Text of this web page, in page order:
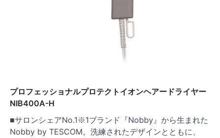
プロフェッショナルプロテクトイオンヘアードライヤー
NIB400A-H
■サロンシェアNo.1※1ブランド『Nobby』から生まれた
Nobby by TESCOM。洗練されたデザインとともに、